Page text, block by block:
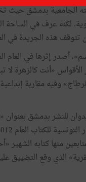
بالساحل التونسي في العام 1946، وزاول
لكنه عرف في الساحة
هذه الجريدة في العام
الأولى «المواسم»، أصدر إثرها
وفيه مقاربة
عن دار ممدوح عدوان للنشر بدمشق
منها كتابه